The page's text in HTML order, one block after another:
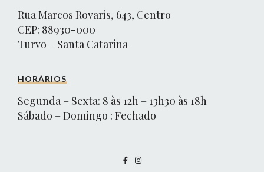
Rua Marcos Rovaris, 643, Centro
CEP: 88930-000
Turvo – Santa Catarina
HORÁRIOS
Segunda – Sexta: 8 às 12h – 13h30 às 18h
Sábado – Domingo : Fechado